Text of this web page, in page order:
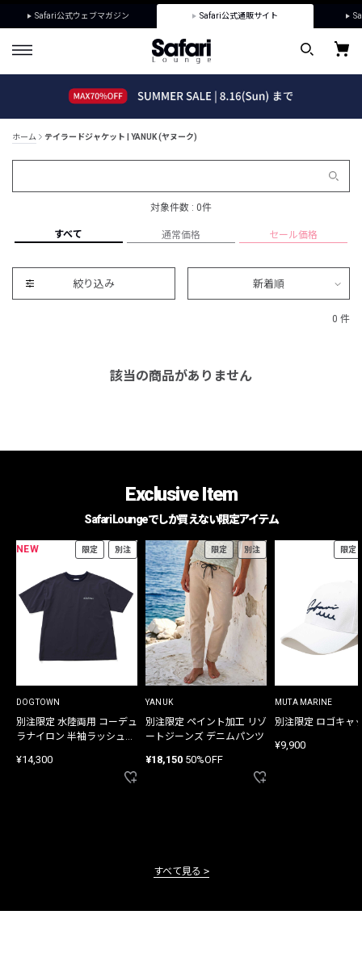
Safari公式ウェブマガジン Safari公式通販サイト
ホーム テイラードジャケット | YANUK (ヤヌーク)
対象件数 : 0件
すべて 通常価格 セール価格
絞り込み 新着順
0 件
該当の商品がありません
Exclusive Item
Safari Loungeでしか買えない限定アイテム
NEW 限定 別注
DOGTOWN
別注限定 水陸両用 コーデュ
ラナイロン 半袖ラッシュガ
¥14,300
限定 別注
YANUK
別注限定 ペイント加工 リゾ
ートジーンズ デニムパンツ
¥18,150 50%OFF
限定
MUTA MARINE
別注限定 ロゴキャ
¥9,900
すべて見る